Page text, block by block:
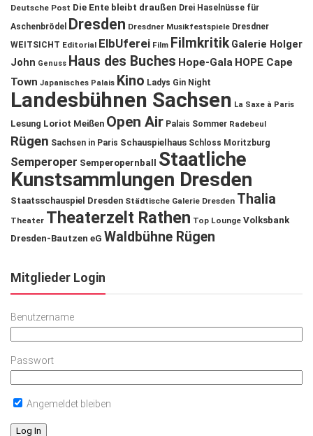
Deutsche Post Die Ente bleibt draußen Drei Haselnüsse für
Aschenbrödel
Dresden Dresdner Musikfestspiele Dresdner
WEITSICHT Editorial ElbUferei Film Filmkritik Galerie Holger
John Genuss Haus des Buches Hope-Gala HOPE Cape
Town Japanisches Palais Kino Ladys Gin Night
Landesbühnen Sachsen La Saxe à Paris
Lesung Loriot Meißen Open Air Palais Sommer Radebeul
Rügen Sachsen in Paris Schauspielhaus Schloss Moritzburg
Semperoper Semperopernball
Staatliche
Kunstsammlungen Dresden
Staatsschauspiel Dresden Städtische Galerie Dresden Thalia
Theater Theaterzelt Rathen Top Lounge Volksbank
Dresden-Bautzen eG Waldbühne Rügen
Mitglieder Login
Benutzername
Passwort
Angemeldet bleiben